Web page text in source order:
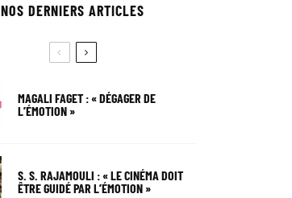
NOS DERNIERS ARTICLES
MAGALI FAGET : « DÉGAGER DE
L’ÉMOTION »
S. S. RAJAMOULI : « LE CINÉMA DOIT
ÊTRE GUIDÉ PAR L’ÉMOTION »